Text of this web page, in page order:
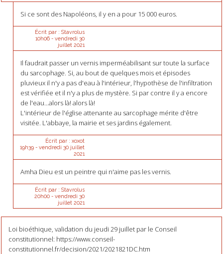
Si ce sont des Napoléons, il y en a pour 15 000 euros.
Écrit par : Stavrolus
10h06- vendredi 30
juillet 2021
Il faudrait passer un vernis imperméabilisant sur toute la surface
du sarcophage. Si, au bout de quelques mois et épisodes
pluvieux il n'y a pas d'eau à l'intérieur, l'hypothèse de l'infiltration
est vérifiée et il n'y a plus de mystère. Si par contre il y a encore
de l'eau...alors là! alors là!
L'intérieur de l'église attenante au sarcophage mérite d'être
visitée. L'abbaye, la mairie et ses jardins également.
Écrit par : xoxot
19h39- vendredi 30 juillet
2021
Amha Dieu est un peintre qui n'aime pas les vernis.
Écrit par : Stavrolus
20h00- vendredi 30
juillet 2021
Loi bioéthique, validation du jeudi 29 juillet par le Conseil
constitutionnel: https://www.conseil-
constitutionnel.fr/decision/2021/2021821DC.htm